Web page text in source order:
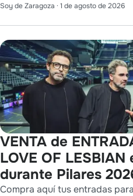
Soy de Zaragoza · 1 de agosto de 2026
VENTA de
LOVE OF LESBIAN
durante Pilares
Compra aquí tus entradas